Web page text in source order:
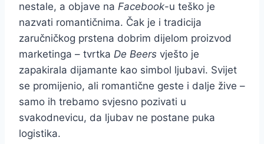
nestale, a objave na Facebook-u teško je
nazvati romantičnima. Čak je i tradicija
zaručničkog prstena dobrim dijelom proizvod
marketinga – tvrtka De Beers vješto je
zapakirala dijamante kao simbol ljubavi. Svijet
se promijenio, ali romantične geste i dalje žive –
samo ih trebamo svjesno pozivati u
svakodnevicu, da ljubav ne postane puka
logistika.